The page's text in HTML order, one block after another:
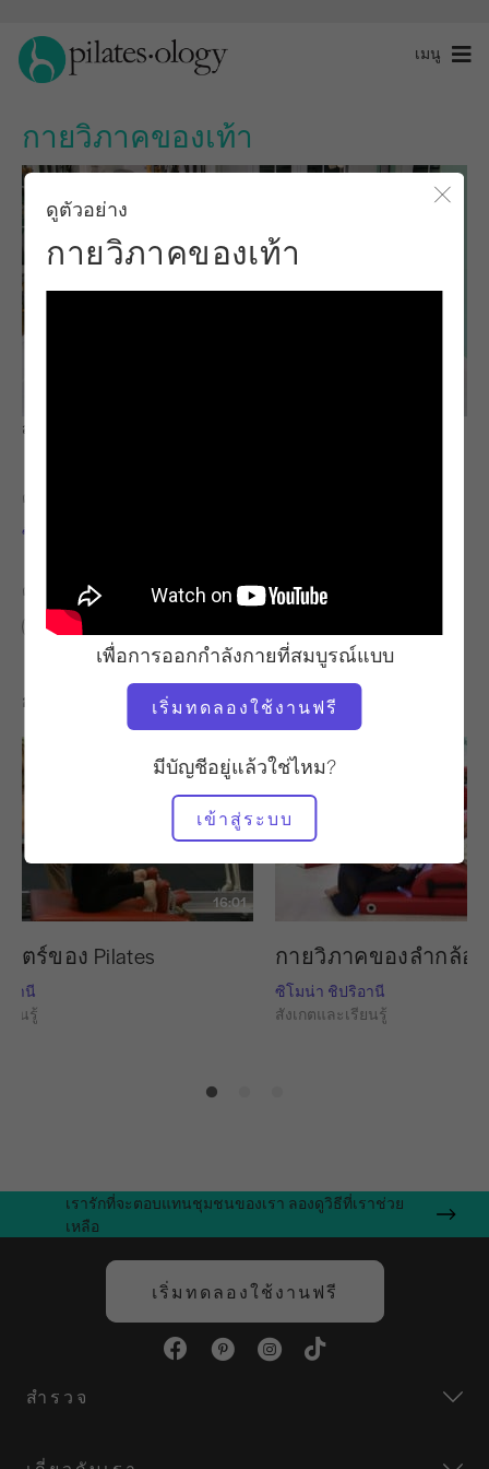
เมนู
กายวิภาคของเท้า
ดูตัวอย่าง
กายวิภาคของเท้า
เพื่อการออกกำลังกายที่สมบูรณ์แบบ
เริ่มทดลองใช้งานฟรี
มีบัญชีอยู่แล้วใช่ไหม?
เข้าสู่ระบบ
สังเกตและเรียนรู้
ครู
ซิโมน่า ชิปริอานี
ค้นหาชั้นเรียนที่คล้ายคลึงกันสำหรับ
30 - 40 นาที
การออกกำลังกายอื่น ๆ ที่คุณอาจชอบ
16:01
ตร์ของ Pilates
อานี
ยนรู้
กายวิภาคของลำกล้อง
ซิโมน่า ชิปริอานี
สังเกตและเรียนรู้
เรารักที่จะตอบแทนชุมชนของเรา ลองดูวิธีที่เราช่วย
เหลือ
เริ่มทดลองใช้งานฟรี
สำรวจ